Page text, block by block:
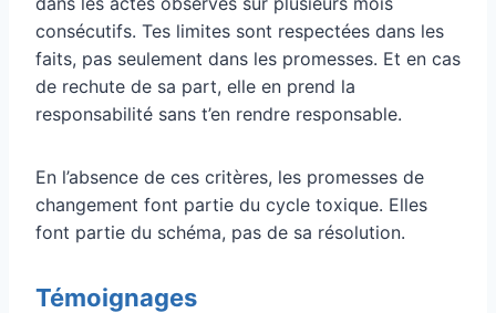
consécutifs. Tes limites sont respectées dans les
faits, pas seulement dans les promesses. Et en cas
de rechute de sa part, elle en prend la
responsabilité sans t’en rendre responsable.
En l’absence de ces critères, les promesses de
changement font partie du cycle toxique. Elles
font partie du schéma, pas de sa résolution.
Témoignages